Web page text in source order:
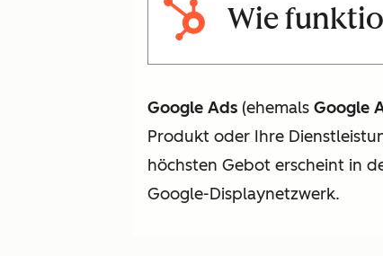
Wie
Google Ads (ehemals Google
Produkt oder Ihre
höchsten Gebot erscheint in
Google-Displaynetzwerk.